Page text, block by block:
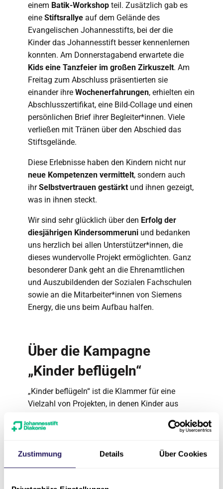
Zustimmung Details Über Cookies
einem Batik-Workshop teil. Zusätzlich gab es
eine Stiftsrallye auf dem Gelände des
Evangelischen Johannesstifts, bei der die
Kinder das Johannesstift besser kennenlernen
konnten. Am Donnerstagabend erwartete die
Kids eine Tanzfeier im großen Zirkuszelt. Am
Freitag zum Abschluss präsentierten sie
einander ihre Wochenerfahrungen, erhielten ein
Abschlusszertifikat, eine Bild-Collage und einen
persönlichen Brief ihrer Begleiter*innen. Viele
verließen mit Tränen über den Abschied das
Stiftsgelände.
Diese Erlebnisse haben den Kindern nicht nur
neue Kompetenzen vermittelt, sondern auch
ihrSelbstvertrauen gestärkt und ihnen gezeigt,
was in ihnen steckt.
Wir sind sehr glücklich über den Erfolg der
diesjährigen Kindersommeruni und bedanken
uns herzlich bei allen Unterstützer*innen, die
dieses wundervolle Projekt ermöglichten. Ganz
besonderer Dank geht an die Ehrenamtlichen
und Auszubildenden der Sozialen Fachschulen
sowie an die Mitarbeiter*innen von Siemens
Energy, die uns beim Aufbau halfen.
Über die Kampagne
„Kinder beflügeln“
„Kinder beflügeln“ ist die Klammer für eine
Vielzahl von Projekten, in denen Kinder aus
besondere Bildungserlebnisse gefördert
Grundschulalter an Berliner Brennpunktschulen,
die aufgrund ihrer sozialen Situation